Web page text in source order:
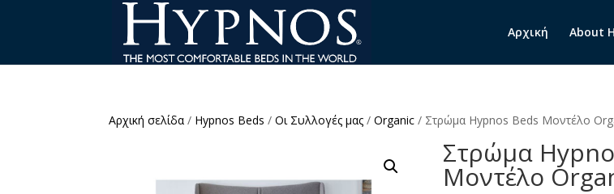
Αρχική About
Αρχική σελίδα / Hypnos Beds /Οι Συλλογές μας /Organic / Στρώμα Hypnos Beds Μοντέλο
Στρώμα
Μοντέλο